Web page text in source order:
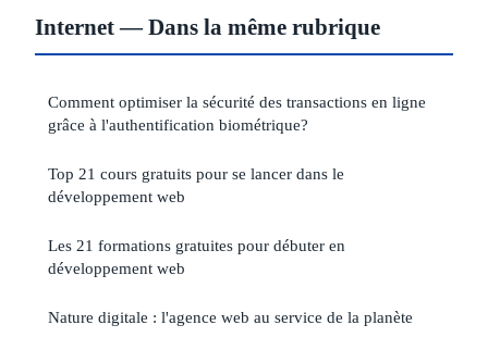
Internet — Dans la même rubrique
Comment optimiser la sécurité des transactions en ligne
grâce à l'authentification biométrique?
Top 21 cours gratuits pour se lancer dans le
développement web
Les 21 formations gratuites pour débuter en
développement web
Nature digitale : l'agence web au service de la planète